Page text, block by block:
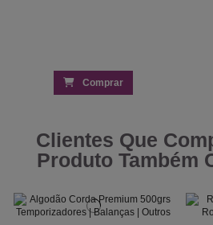
Comprar
Clientes Que
Produto Também